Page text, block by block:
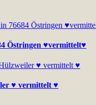
Östringen ♥vermittelt♥
♥ vermittelt ♥